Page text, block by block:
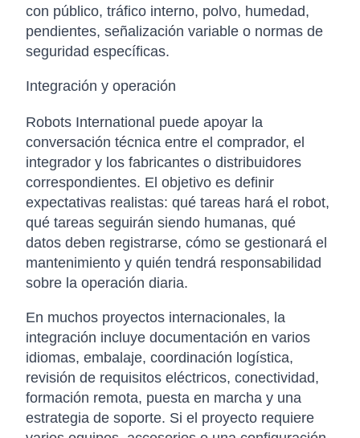
con público, tráfico interno, polvo, humedad,
pendientes, señalización variable o normas de
seguridad específicas.
Integración y operación
Robots International puede apoyar la
conversación técnica entre el comprador, el
integrador y los fabricantes o distribuidores
correspondientes. El objetivo es definir
expectativas realistas: qué tareas hará el robot,
qué tareas seguirán siendo humanas, qué
datos deben registrarse, cómo se gestionará el
mantenimiento y quién tendrá responsabilidad
sobre la operación diaria.
En muchos proyectos internacionales, la
integración incluye documentación en varios
idiomas, embalaje, coordinación logística,
revisión de requisitos eléctricos, conectividad,
formación remota, puesta en marcha y una
estrategia de soporte. Si el proyecto requiere